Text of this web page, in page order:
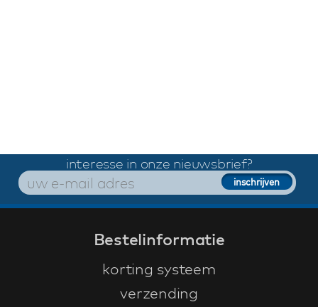
interesse in onze nieuwsbrief?
Bestelinformatie
korting systeem
verzending